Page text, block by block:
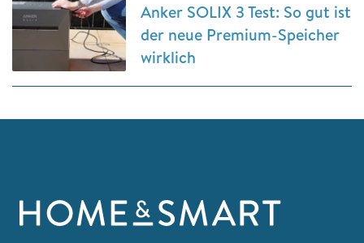
Anker SOLIX 3 Test: So gut ist
der neue Premium-Speicher
wirklich